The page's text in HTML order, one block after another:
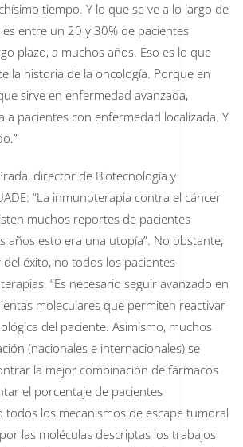
tiempo. Y lo que se ve a lo largo de
entre un 20 y 30% de pacientes
plazo, a muchos años. Eso es lo que
la historia de la oncología. Porque en
sirve en enfermedad avanzada,
a pacientes con enfermedad localizada. Y
director de Biotecnología y
“La inmunoterapia contra el cáncer
muchos reportes de pacientes
años esto era una utopía”. No obstante,
éxito, no todos los pacientes
“Es necesario seguir avanzado en
moleculares que permiten reactivar
del paciente. Asimismo, muchos
(nacionales e internacionales) se
la mejor combinación de fármacos
el porcentaje de pacientes
todos los mecanismos de escape tumoral
las moléculas descriptas los trabajos